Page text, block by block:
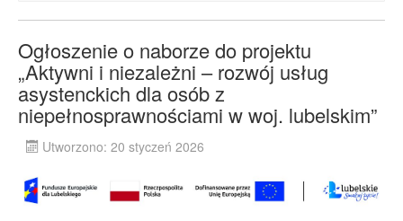
Ogłoszenie o naborze do projektu
„Aktywni i niezależni – rozwój usług
asystenckich dla osób z
niepełnosprawnościami w woj. lubelskim”
Utworzono: 20 styczeń 2026